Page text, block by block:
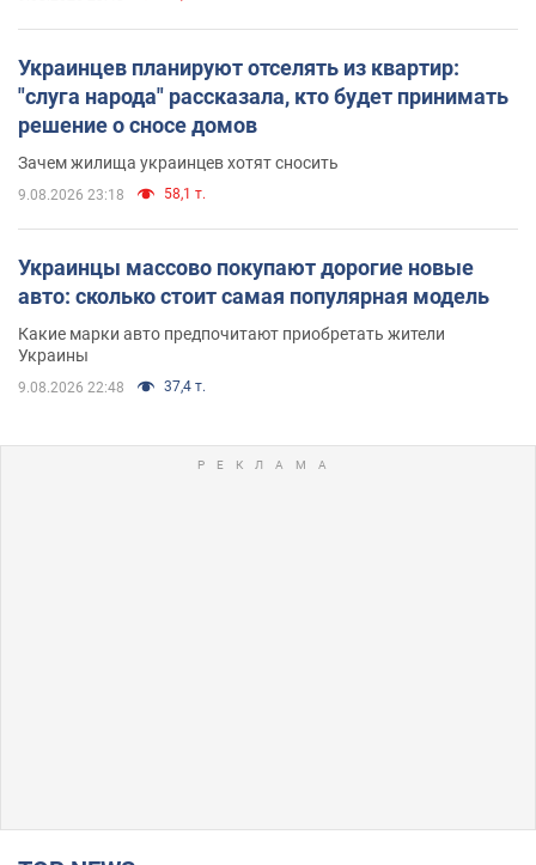
Украинцев планируют отселять из квартир:
"слуга народа" рассказала, кто будет принимать
решение о сносе домов
Зачем жилища украинцев хотят сносить
9.08.2026 23:18 58,1 т.
Украинцы массово покупают дорогие новые
авто: сколько стоит самая популярная модель
Какие марки авто предпочитают приобретать жители
Украины
9.08.2026 22:48 37,4 т.